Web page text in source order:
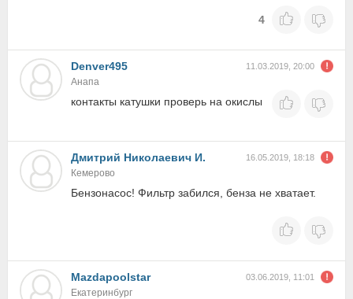
4
Denver495 11.03.2019, 20:00
Анапа
контакты катушки проверь на окислы
Дмитрий Николаевич И. 16.05.2019, 18:18
Кемерово
Бензонасос! Фильтр забился, бенза не хватает.
Mazdapoolstar 03.06.2019, 11:01
Екатеринбург